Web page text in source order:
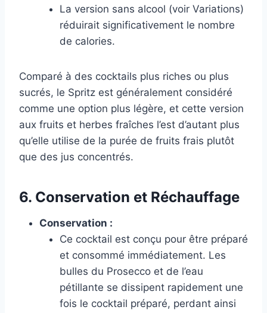
La version sans alcool (voir Variations)
réduirait significativement le nombre
de calories.
Comparé à des cocktails plus riches ou plus
sucrés, le Spritz est généralement considéré
comme une option plus légère, et cette version
aux fruits et herbes fraîches l’est d’autant plus
qu’elle utilise de la purée de fruits frais plutôt
que des jus concentrés.
6. Conservation et Réchauffage
Conservation :
Ce cocktail est conçu pour être préparé
et consommé immédiatement. Les
bulles du Prosecco et de l’eau
pétillante se dissipent rapidement une
fois le cocktail préparé, perdant ainsi